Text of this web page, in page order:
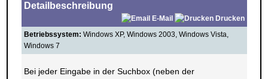
Detailbeschreibung
E-Mail
Drucken
Betriebssystem: Windows XP, Windows 2003, Windows Vista,
Windows 7
Bei jeder Eingabe in der Suchbox (neben der